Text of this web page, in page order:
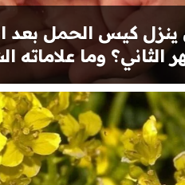
ينزل كيس الحمل بعد
الثاني؟ وما علاماته